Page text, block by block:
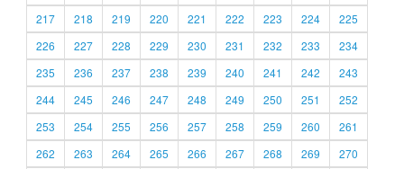
217
218 219 220 221 222 223 224
225
226
227 228 229 230 231 232 233
234
235
236 237 238 239 240 241 242
243
244
245 246 247 248 249 250 251
252
253
254 255 256 257 258 259 260
261
262
263 264 265 266 267 268 269
270